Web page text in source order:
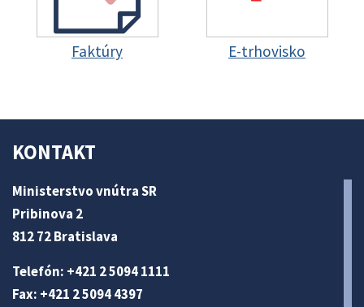
Faktúry E-trhovisko
KONTAKT
Ministerstvo vnútra SR
Pribinova 2
812 72 Bratislava
Telefón: +421 2 5094 1111
Fax: +421 2 5094 4397